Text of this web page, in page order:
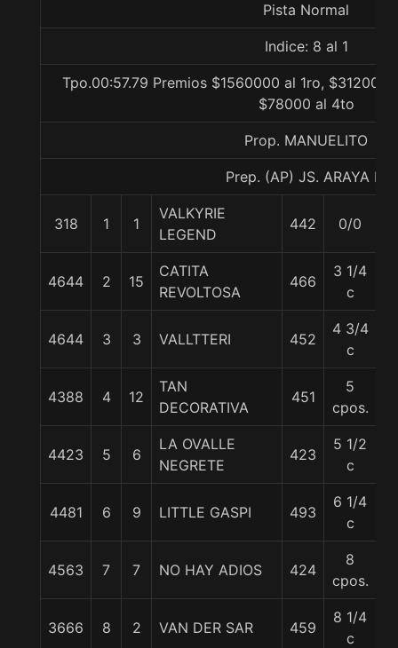
Pista Normal
Indice: 8 al 1
Tpo.00:57.79 Premios $1560000 al 1ro, $312000
$78000 al 4to
Prop. MANUELITO
Prep. (AP) JS. ARAYA B.
318 1 1
VALKYRIE
LEGEND
442 0/0
4644 2 15
CATITA
REVOLTOSA
466
3 1/4
c
4644 3 3 VALLTTERI 452
4 3/4
c
4388 4 12
TAN
DECORATIVA
451
5
cpos.
4423 5 6
LA OVALLE
NEGRETE
423
5 1/2
c
4481 6 9 LITTLE GASPI 493
6 1/4
c
4563 7 7 NO HAY ADIOS 424
8
cpos.
3666 8 2 VAN DER SAR 459
8 1/4
c